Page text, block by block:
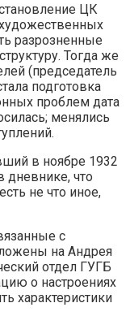
ЦК
разрозненные
Тогда же
(председатель
подготовка
проблем дата
менялись
в ноябре 1932
дневнике, что
не что иное,
с
на Андрея
отдел ГУГБ
о настроениях
характеристики